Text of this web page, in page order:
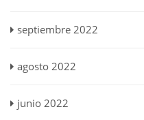
septiembre 2022
agosto 2022
junio 2022